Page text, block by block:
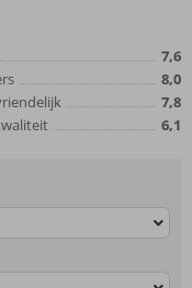
7,6
8,0
7,8
6,1